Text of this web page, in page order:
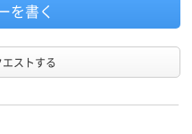
を書く
ストする